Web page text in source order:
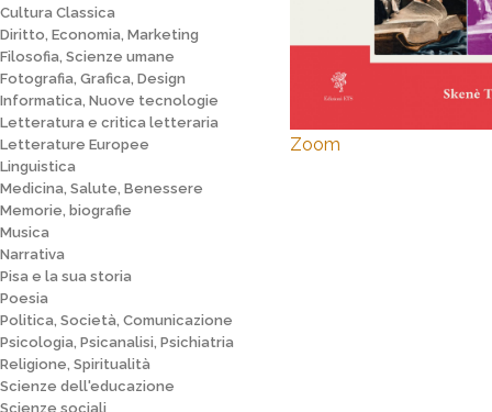
Cultura Classica
Diritto, Economia, Marketing
Filosofia, Scienze umane
Fotografia, Grafica, Design
Informatica, Nuove tecnologie
Letteratura e critica letteraria
Letterature Europee
Linguistica
Medicina, Salute, Benessere
Memorie, biografie
Musica
Narrativa
Pisa e la sua storia
Poesia
Politica, Società, Comunicazione
Psicologia, Psicanalisi, Psichiatria
Religione, Spiritualità
Scienze dell'educazione
Scienze sociali
Zoom